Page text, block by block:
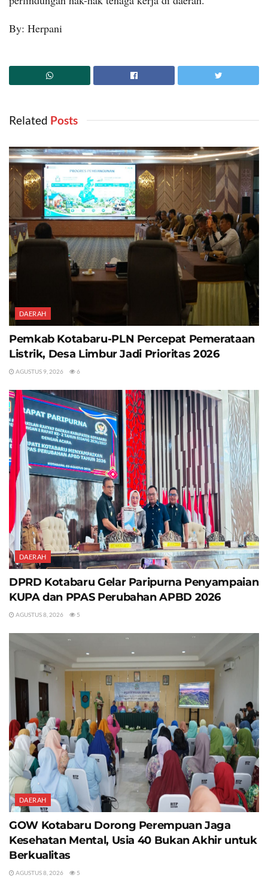
By: Herpani
Related ‎ Posts
DAERAH
Pemkab Kotabaru-PLN Percepat Pemerataan
Listrik, Desa Limbur Jadi Prioritas 2026
AGUSTUS 9, 2026 6
DAERAH
DPRD Kotabaru Gelar Paripurna Penyampaian
KUPA dan PPAS Perubahan APBD 2026
AGUSTUS 8, 2026 5
DAERAH
GOW Kotabaru Dorong Perempuan Jaga
Kesehatan Mental, Usia 40 Bukan Akhir untuk
Berkualitas
AGUSTUS 8, 2026 5